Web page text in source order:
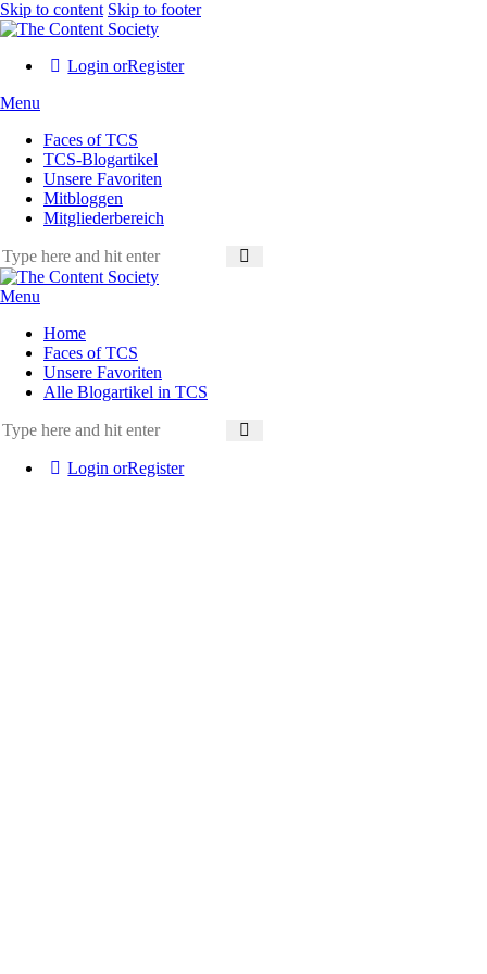
Skip to content Skip to footer
Login orRegister
Menu
Faces of TCS
TCS-Blogartikel
Unsere Favoriten
Mitbloggen
Mitgliederbereich
Menu
Home
Faces of TCS
Unsere Favoriten
Alle Blogartikel in TCS
Login orRegister